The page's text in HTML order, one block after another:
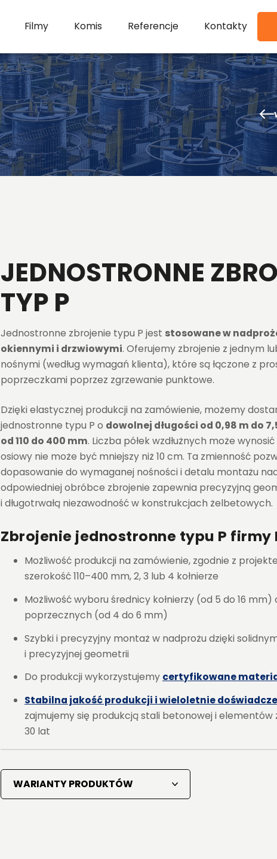
Filmy Komis Referencje Kontakty
JEDNOSTRONNE
TYP P
WARIANTY PRODUKTÓW
Jednostronne zbrojenie typu P jest stosowane w
okiennymi i drzwiowymi. Oferujemy zbrojenie z jednym
nośnymi (według wymagań klienta), które są łączone z
poprzeczkami poprzez zgrzewanie punktowe.
Dzięki elastycznej produkcji na zamówienie, możemy
jednostronne typu P o dowolnej długości od 0,98 m do
od 110 do 400 mm. Liczba półek wzdłużnych może
osiowy nie może być mniejszy niż 10 cm. Ta zmienność
dopasowanie do wymaganej nośności i detalu montażu
odpowiedniej obróbce zbrojenie zapewnia precyzyjną
i długotrwałą niezawodność w konstrukcjach żelbetowych.
Zbrojenie jednostronne typu P firmy
Możliwość produkcji na zamówienie, zgodnie z
szerokość 110–400 mm, 2, 3 lub 4 kołnierze
Możliwość wyboru średnicy kołnierzy (od 5 do 16
poprzecznych (od 4 do 6 mm)
Szybki i precyzyjny montaż w nadprożu dzięki
i precyzyjnej geometrii
Do produkcji wykorzystujemy certyfikowane
Stabilna jakość produkcji i wieloletnie
zajmujemy się produkcją stali betonowej i
30 lat